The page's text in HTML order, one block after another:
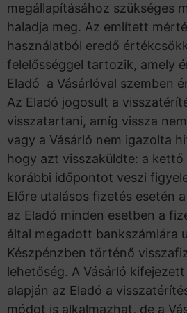
megállapításához szükséges
haladja meg. Az említett
használatból eredő
felelősséggel tartozik, amely
Eladó a Vásárlóval szemben
Az Eladó jogosult a
visszatartani, amíg vissza
vagy a Vásárló nem igazolta
hogy azt visszaküldte: a kettő
korábbi időpontot veszi
Előre utalásos fizetés esetén
az Eladó minden esetben a
által megadott bankszámlára
Készpénzben történő
lehetőség. A Vásárló
alapján az Eladó a
módot is alkalmazhat, de a